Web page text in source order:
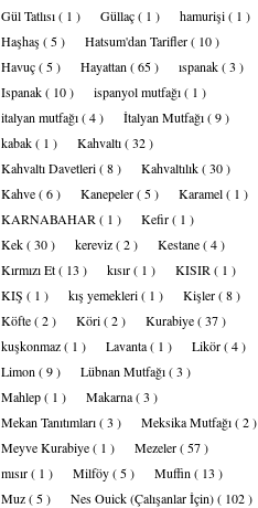
Gül Tatlısı( 1 ) Güllaç( 1 ) hamurişi( 1 )
Haşhaş( 5 ) Hatsum'dan Tarifler( 10 )
Havuç( 5 ) Hayattan ( 65 ) ıspanak( 3 )
Ispanak( 10 ) ispanyol mutfağı( 1 )
italyan mutfağı( 4 ) İtalyan Mutfağı( 9 )
kabak( 1 ) Kahvaltı( 32 )
Kahvaltı Davetleri( 8 ) Kahvaltılık( 30 )
Kahve( 6 ) Kanepeler( 5 ) Karamel( 1 )
KARNABAHAR ( 1 ) Kefir( 1 )
Kek( 30 ) kereviz( 2 ) Kestane( 4 )
Kırmızı Et( 13 ) kısır( 1 ) KISIR ( 1 )
KIŞ ( 1 ) kış yemekleri( 1 ) Kişler( 8 )
Köfte( 2 ) Köri( 2 ) Kurabiye( 37 )
kuşkonmaz( 1 ) Lavanta( 1 ) Likör( 4 )
Limon ( 9 ) Lübnan Mutfağı( 3 )
Mahlep( 1 ) Makarna( 3 )
Mekan Tanıtımları( 3 ) Meksika Mutfağı( 2 )
Meyve Kurabiye( 1 ) Mezeler( 57 )
mısır( 1 ) Milföy( 5 ) Muffin ( 13 )
Muz( 5 ) Nes Ouick (Çalışanlar İçin)( 102 )